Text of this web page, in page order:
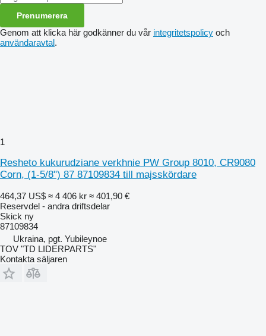
Prenumerera
Genom att klicka här godkänner du vår integritetspolicy och
användaravtal.
1
Resheto kukurudziane verkhnie PW Group 8010, CR9080
Corn, (1-5/8") 87 87109834 till majsskördare
464,37 US$ ≈ 4 406 kr ≈ 401,90 €
Reservdel - andra driftsdelar
Skick ny
87109834
Ukraina, pgt. Yubileynoe
TOV "TD LIDERPARTS"
Kontakta säljaren